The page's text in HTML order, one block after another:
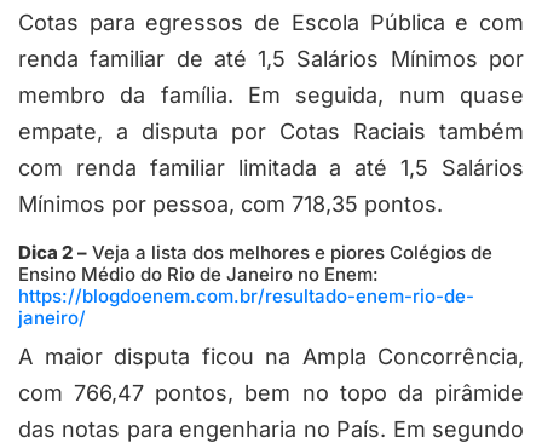
Cotas para egressos de Escola Pública e com
renda familiar de até 1,5 Salários Mínimos por
membro da família. Em seguida, num quase
empate, a disputa por Cotas Raciais também
com renda familiar limitada a até 1,5 Salários
Mínimos por pessoa, com 718,35 pontos.
Dica 2 – Veja a lista dos melhores e piores Colégios de
Ensino Médio do Rio de Janeiro no Enem:
https://blogdoenem.com.br/resultado-enem-rio-de-
janeiro/
A maior disputa ficou na Ampla Concorrência,
com 766,47 pontos, bem no topo da pirâmide
das notas para engenharia no País. Em segundo